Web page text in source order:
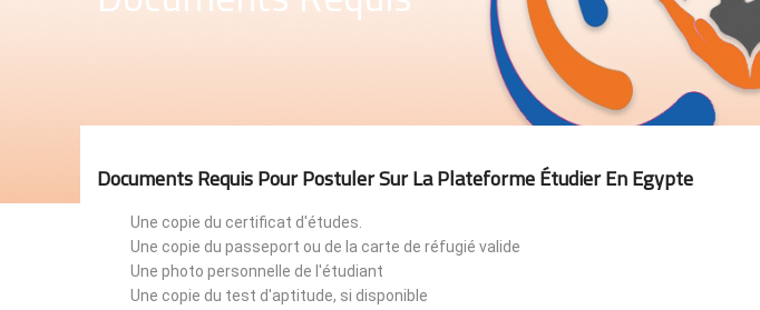
Documents Requis Pour Postuler Sur La Plateforme Étudier En Egypte
Une copie du certificat d'études.
Une copie du passeport ou de la carte de réfugié valide
Une photo personnelle de l'étudiant
Une copie du test d'aptitude, si disponible